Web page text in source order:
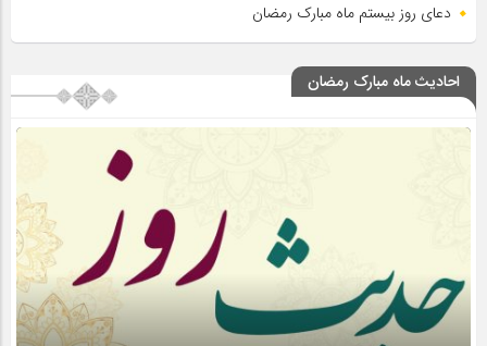
دعای روز بیستم ماه مبارک رمضان
احادیث ماه مبارک رمضان